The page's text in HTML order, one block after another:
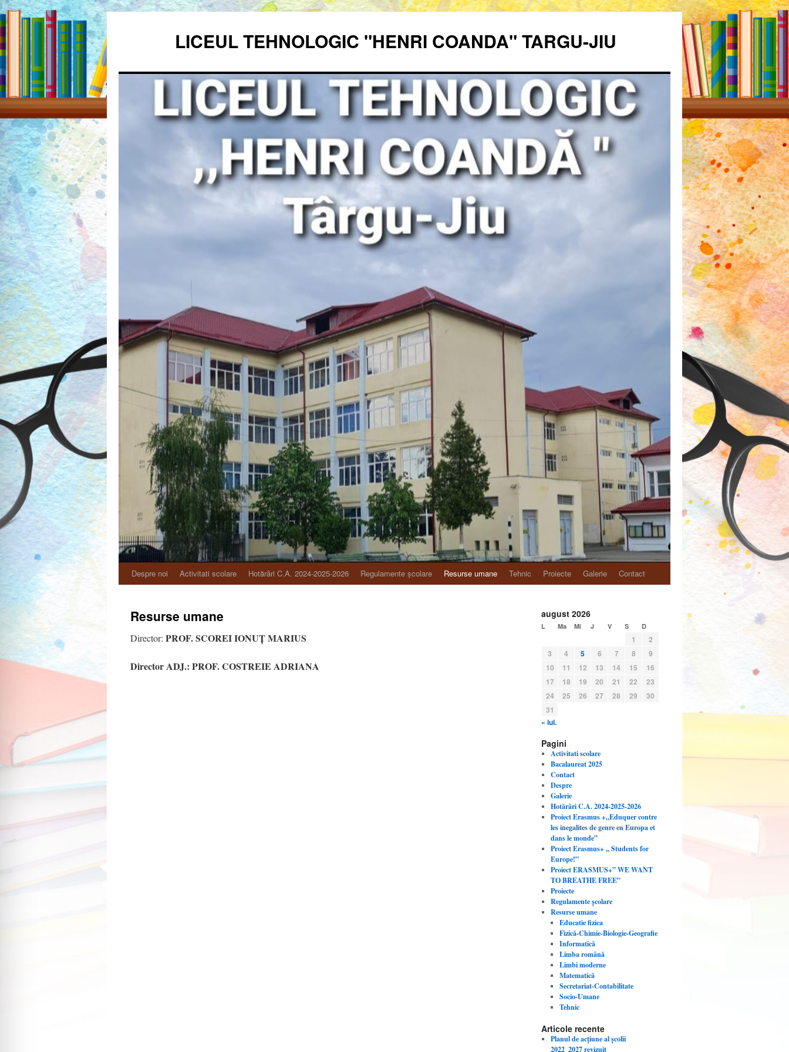
LICEUL TEHNOLOGIC "HENRI COANDA" TARGU-JIU
Despre noi Activitati scolare Hotărâri C.A. 2024-2025-2026 Regulamente școlare Resurse umane Tehnic Proiecte Galerie Contact
Resurse umane
Director: PROF. SCOREI IONUȚ MARIUS
Director ADJ.: PROF. COSTREIE ADRIANA
august 2026
L Ma Mi J V S D
1
2
3
4 5 6 7 8
9
10
11 12 13 14 15
16
17
18 19 20 21 22
23
24
25 26 27 28 29
30
31
« iul.
Pagini
Activitati scolare
Bacalaureat 2025
Contact
Despre
Galerie
Hotărâri C.A. 2024-2025-2026
Proiect Erasmus +„Eduquer contre
les inegalites de genre en Europa et
dans le monde”
Proiect Erasmus+ ,, Students for
Europe!”
Proiect ERASMUS+” WE WANT
TO BREATHE FREE”
Proiecte
Regulamente școlare
Resurse umane
Educatie fizica
Fizică-Chimie-Biologie-Geografie
Informatică
Limba română
Limbi moderne
Matematică
Secretariat-Contabilitate
Socio-Umane
Tehnic
Articole recente
Planul de acțiune al școlii
2022_2027 revizuit